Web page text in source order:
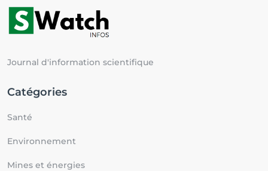
Journal d'information scientifique
Catégories
Santé
Environnement
Mines et énergies